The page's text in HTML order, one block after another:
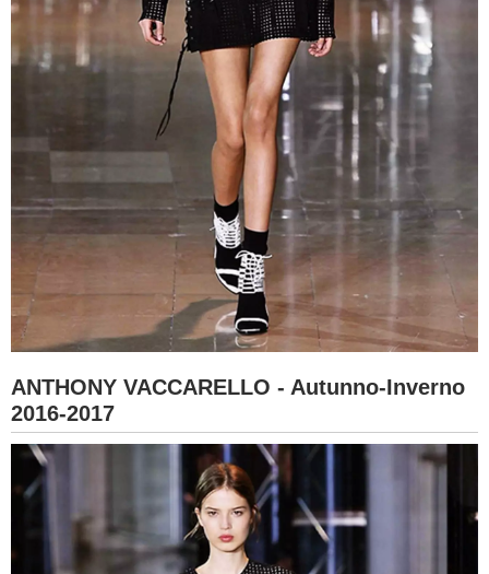
ANTHONY VACCARELLO - Autunno-Inverno
2016-2017